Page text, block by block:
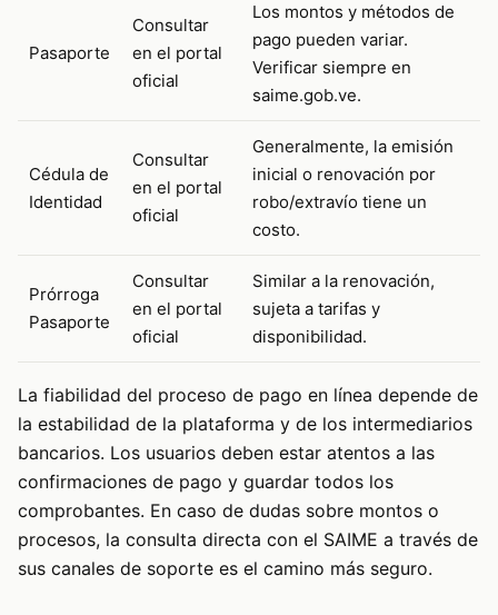
Pasaporte
Consultar
en el portal
oficial
Los montos y métodos de
pago pueden variar.
Verificar siempre en
saime.gob.ve.
Cédula de
Identidad
Consultar
en el portal
oficial
Generalmente, la emisión
inicial o renovación por
robo/extravío tiene un
costo.
Prórroga
Pasaporte
Consultar
en el portal
oficial
Similar a la renovación,
sujeta a tarifas y
disponibilidad.
La fiabilidad del proceso de pago en línea depende de
la estabilidad de la plataforma y de los intermediarios
bancarios. Los usuarios deben estar atentos a las
confirmaciones de pago y guardar todos los
comprobantes. En caso de dudas sobre montos o
procesos, la consulta directa con el SAIME a través de
sus canales de soporte es el camino más seguro.